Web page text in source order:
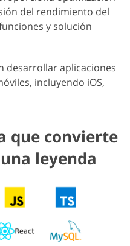
del rendimiento del
y solución
desarrollar aplicaciones
incluyendo iOS,
que convierte
leyenda